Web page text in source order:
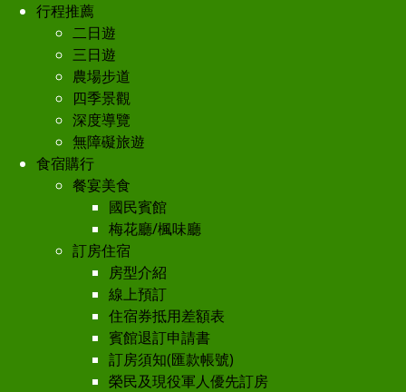
行程推薦
二日遊
三日遊
農場步道
四季景觀
深度導覽
無障礙旅遊
食宿購行
餐宴美食
國民賓館
梅花廳/楓味廳
訂房住宿
房型介紹
線上預訂
住宿券抵用差額表
賓館退訂申請書
訂房須知(匯款帳號)
榮民及現役軍人優先訂房